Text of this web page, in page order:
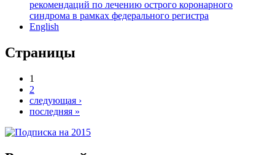
рекомендаций по лечению острого коронарного
синдрома в рамках федерального регистра
English
Страницы
1
2
следующая ›
последняя »